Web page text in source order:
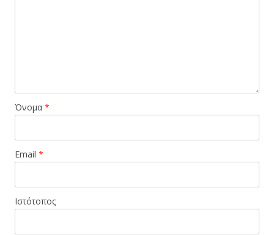
Όνομα *
Email *
Ιστότοπος